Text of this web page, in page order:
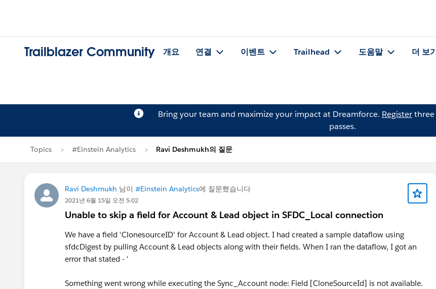
Trailblazer Community 개요 연결 이벤트 Trailhead 도움말 더 보
Bring your team and maximize your impact at Dreamforce. Register
passes.
Topics #Einstein Analytics Ravi Deshmukh의 질문
Ravi Deshmukh 님이 #Einstein Analytics에 질문했습니다
2021년 6월 15일 오전 5:02
Unable to skip a field for Account & Lead object in SFDC_Local connection
We have a field 'ClonesourceID' for Account & Lead object. I had created a sample dataflow using
sfdcDigest by pulling Account & Lead objects along with their fields. When I ran the dataflow, I got an
error that stated - '
Something went wrong while executing the Sync_Account node: Field [CloneSourceId] is not available.